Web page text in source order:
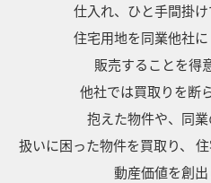
仕入れ、ひと手間掛
住宅用地を同業他社
販売することを得
他社では買取りを断
抱えた物件や、同
扱いに困った物件を買取り、
動産価値を創出